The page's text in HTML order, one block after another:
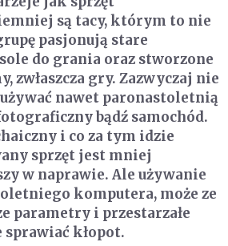
są tacy, którym to nie
pasjonują stare
do grania oraz stworzone
zwłaszcza gry. Zazwyczaj nie
nawet paronastoletnią
bądź samochód.
i co za tym idzie
sprzęt jest mniej
w naprawie. Ale używanie
komputera, może ze
parametry i przestarzałe
kłopot.